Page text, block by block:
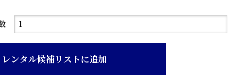
濃
レンタル候補リストに追加